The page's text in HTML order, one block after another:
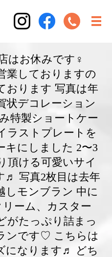
はお休みです‍♀️
業しておりますの
おります 写真は年
状デコレーション
特製ショートケー
ラストプレートを
キにしました 2〜3
頂ける可愛いサイ
♬ 写真2枚目は去年
しモンブラン 中に
ーム、カスター
がたっぷり詰まっ
ンです♡ こちらは
になります♬ どち